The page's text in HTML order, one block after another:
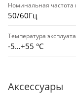
Номинальная частота
50/60Гц
Температура
-5…+55 °С
Аксессуары